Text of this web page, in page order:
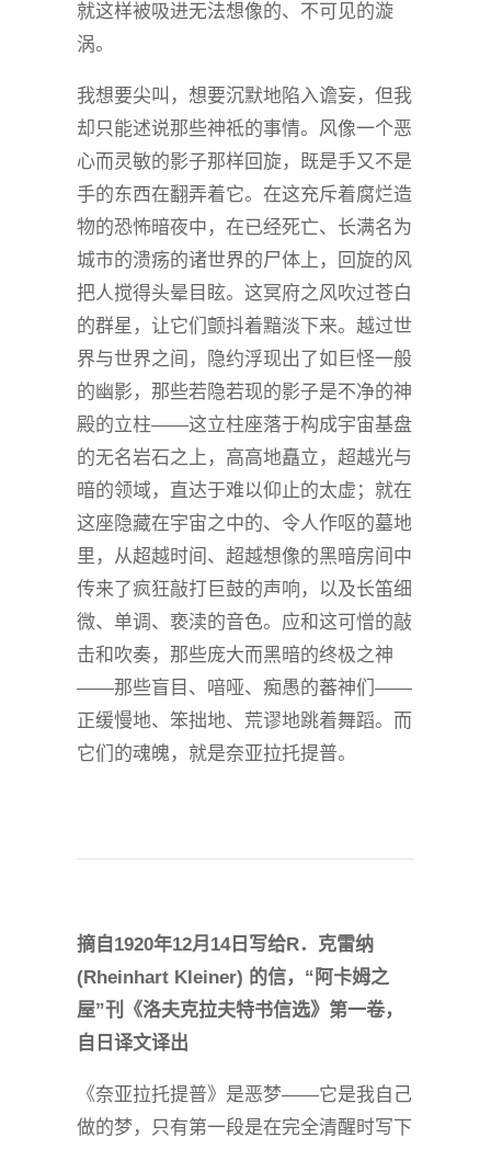
就这样被吸进无法想像的、不可见的漩
涡。
我想要尖叫，想要沉默地陷入谵妄，但我
却只能述说那些神祗的事情。风像一个恶
心而灵敏的影子那样回旋，既是手又不是
手的东西在翻弄着它。在这充斥着腐烂造
物的恐怖暗夜中，在已经死亡、长满名为
城市的溃疡的诸世界的尸体上，回旋的风
把人搅得头晕目眩。这冥府之风吹过苍白
的群星，让它们颤抖着黯淡下来。越过世
界与世界之间，隐约浮现出了如巨怪一般
的幽影，那些若隐若现的影子是不净的神
殿的立柱——这立柱座落于构成宇宙基盘
的无名岩石之上，高高地矗立，超越光与
暗的领域，直达于难以仰止的太虚；就在
这座隐藏在宇宙之中的、令人作呕的墓地
里，从超越时间、超越想像的黑暗房间中
传来了疯狂敲打巨鼓的声响，以及长笛细
微、单调、亵渎的音色。应和这可憎的敲
击和吹奏，那些庞大而黑暗的终极之神
——那些盲目、喑哑、痴愚的蕃神们——
正缓慢地、笨拙地、荒谬地跳着舞蹈。而
它们的魂魄，就是奈亚拉托提普。
摘自1920年12月14日写给R．克雷纳
(Rheinhart Kleiner) 的信，“阿卡姆之
屋”刊《洛夫克拉夫特书信选》第一卷，
自日译文译出
《奈亚拉托提普》是恶梦——它是我自己
做的梦，只有第一段是在完全清醒时写下